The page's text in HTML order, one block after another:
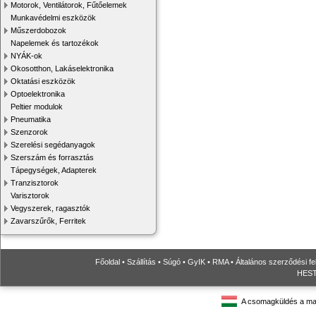
Motorok, Ventilátorok, Fűtőelemek
Munkavédelmi eszközök
Műszerdobozok
Napelemek és tartozékok
NYÁK-ok
Okosotthon, Lakáselektronika
Oktatási eszközök
Optoelektronika
Peltier modulok
Pneumatika
Szenzorok
Szerelési segédanyagok
Szerszám és forrasztás
Tápegységek, Adapterek
Tranzisztorok
Varisztorok
Vegyszerek, ragasztók
Zavarszűrők, Ferritek
Főoldal • Szállítás • Súgó • GyIK • RMA• Általános szerződési
A csomagküldés a